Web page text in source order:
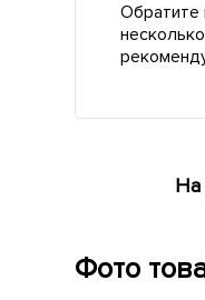
Обратите
На
Фото